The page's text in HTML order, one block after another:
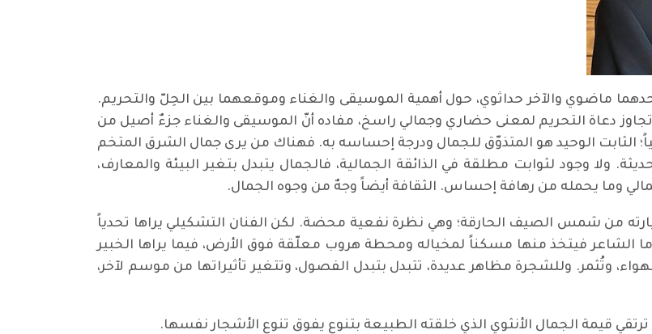
ماضوي والآخر حداثوي، حول أهمية الموسيقى والغناء وموقعهما بين الحِلّ والتحريم.
دعاة التحريم لمعنى حضاري وجمالي راسخ، مفاده أنّ الموسيقى والغناء جزءٌ أصيل من
الثابت الوحيد هو المتذوّق للجمال ودرجة إحساسه به. فهناك من يرى جمال الشرق المتخم
ولا وجود لثوابت مطلقة في الذائقة الجمالية، فالجمال يتبدل بتغير البيئة والمعارف،
وما يحمله من رهافة إحساس. الثقافة أيضاً وجهٌ من وجوه الجمال.
من شمس الصيف الحارقة؛ وهي نظرة نفعية محضة. لكن الفنان التشكيلي يراها تحدياً
أما الشاعر فيتخذ منها مسكناً لمخياله ومحطة هروب معلّقة فوق الأرض، فيما يراها الخبير
وتُثمر. وللشجرة مظاهر عديدة، تتبدل بتبدل الفصول، وتتغير تأثيراتها من موسم لآخر،
قيمة الجمال الأنثوي الذي خلقته الطبيعة بتنوع يفوق تنوع الأشجار نفسها.